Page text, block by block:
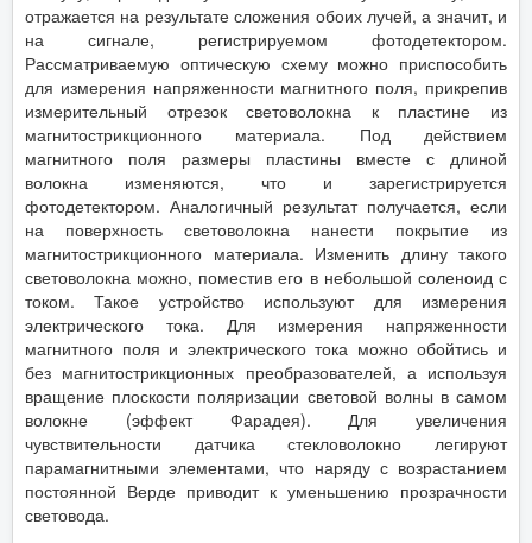
отражается на результате сложения обоих лучей, а значит, и
на сигнале, регистрируемом фотодетектором.
Рассматриваемую оптическую схему можно приспособить
для измерения напряженности магнитного поля, прикрепив
измерительный отрезок световолокна к пластине из
магнитострикционного материала. Под действием
магнитного поля размеры пластины вместе с длиной
волокна изменяются, что и зарегистрируется
фотодетектором. Аналогичный результат получается, если
на поверхность световолокна нанести покрытие из
магнитострикционного материала. Изменить длину такого
световолокна можно, поместив его в небольшой соленоид с
током. Такое устройство используют для измерения
электрического тока. Для измерения напряженности
магнитного поля и электрического тока можно обойтись и
без магнитострикционных преобразователей, а используя
вращение плоскости поляризации световой волны в самом
волокне (эффект Фарадея). Для увеличения
чувствительности датчика стекловолокно легируют
парамагнитными элементами, что наряду с возрастанием
постоянной Верде приводит к уменьшению прозрачности
световода.